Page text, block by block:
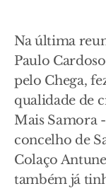
Na última
Paulo
pelo Chega,
qualidade de
Mais Samora
concelho de
Colaço
também já